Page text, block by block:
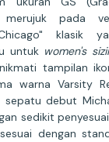
pada
klasik
untuk women's
tampilan
warna Varsity
sepatu debut
sedikit
dengan